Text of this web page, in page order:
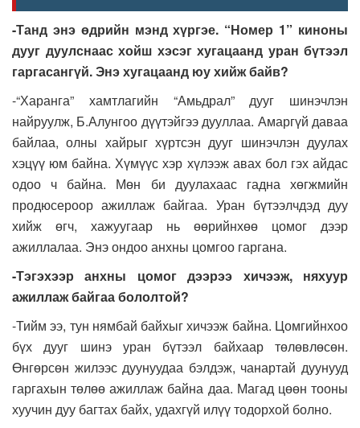
-Танд энэ өдрийн мэнд хүргэе. “Номер 1” киноны
дууг дуулснаас хойш хэсэг хугацаанд уран бүтээл
гаргасангүй. Энэ хугацаанд юу хийж байв?
-“Харанга” хамтлагийн “Амьдрал” дууг шинэчлэн
найруулж, Б.Алунгоо дүүтэйгээ дууллаа. Амаргүй даваа
байлаа, олны хайрыг хүртсэн дууг шинэчлэн дуулах
хэцүү юм байна. Хүмүүс хэр хүлээж авах бол гэх айдас
одоо ч байна. Мөн би дуулахаас гадна хөгжмийн
продюсероор ажиллаж байгаа. Уран бүтээлчдэд дуу
хийж өгч, хажуугаар нь өөрийнхөө цомог дээр
ажиллалаа. Энэ ондоо анхны цомгоо гаргана.
-Тэгэхээр анхны цомог дээрээ хичээж, няхуур
ажиллаж байгаа бололтой?
-Тийм ээ, тун нямбай байхыг хичээж байна. Цомгийнхоо
бүх дууг шинэ уран бүтээл байхаар төлөвлөсөн.
Өнгөрсөн жилээс дуунуудаа бэлдэж, чанартай дуунууд
гаргахын төлөө ажиллаж байна даа. Магад цөөн тооны
хуучин дуу багтах байх, удахгүй илүү тодорхой болно.